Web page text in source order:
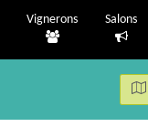
Vignerons Salons